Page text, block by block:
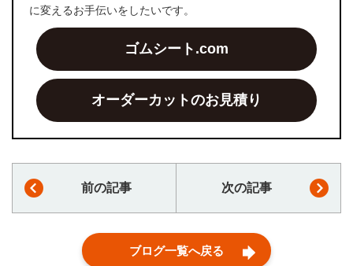
に変えるお手伝いをしたいです。
ゴムシート.com
オーダーカットのお見積り
前の記事 次の記事
ブログ一覧へ戻る